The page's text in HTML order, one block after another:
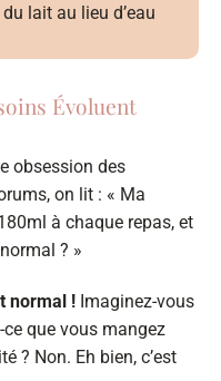
lait au lieu d’eau
Évoluent
obsession des
on lit : « Ma
à chaque repas, et
? »
normal ! Imaginez-vous
que vous mangez
? Non. Eh bien, c’est